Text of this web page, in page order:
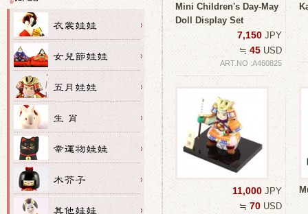
Mini Children's Day-May
Doll Display Set
7,150 JPY
≒ 45 USD
ART.NO :A460825
11,000 JPY
≒ 70 USD